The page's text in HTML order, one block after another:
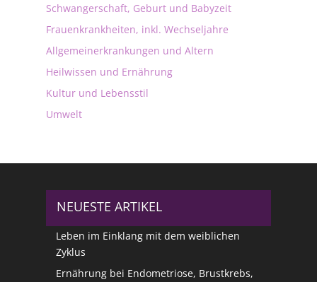
Schwangerschaft, Geburt und Babyzeit
Frauenkrankheiten, inkl. Wechseljahre
Allgemeinerkrankungen und Altern
Heilwissen und Ernährung
Kultur und Lebensstil
Umwelt
NEUESTE ARTIKEL
Leben im Einklang mit dem weiblichen
Zyklus
Ernährung bei Endometriose, Brustkrebs,